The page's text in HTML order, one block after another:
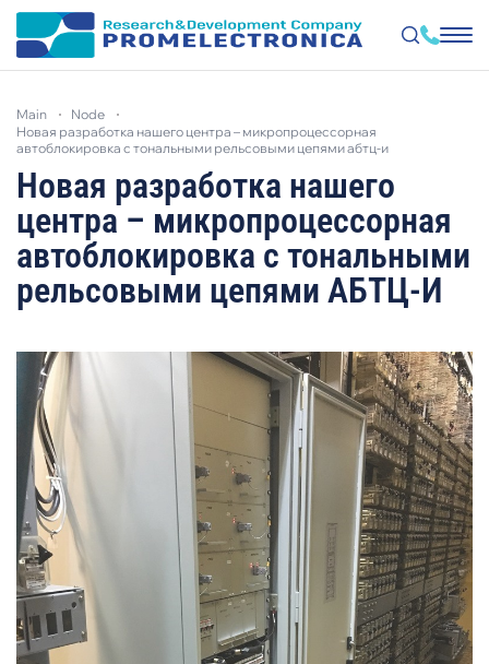
content
main
node
новая разработка нашего центра – микропроцессорная
автоблокировка с тональными рельсовыми цепями абтц-и
Новая разработка нашего
центра – микропроцессорная
автоблокировка с тональными
рельсовыми цепями АБТЦ-И